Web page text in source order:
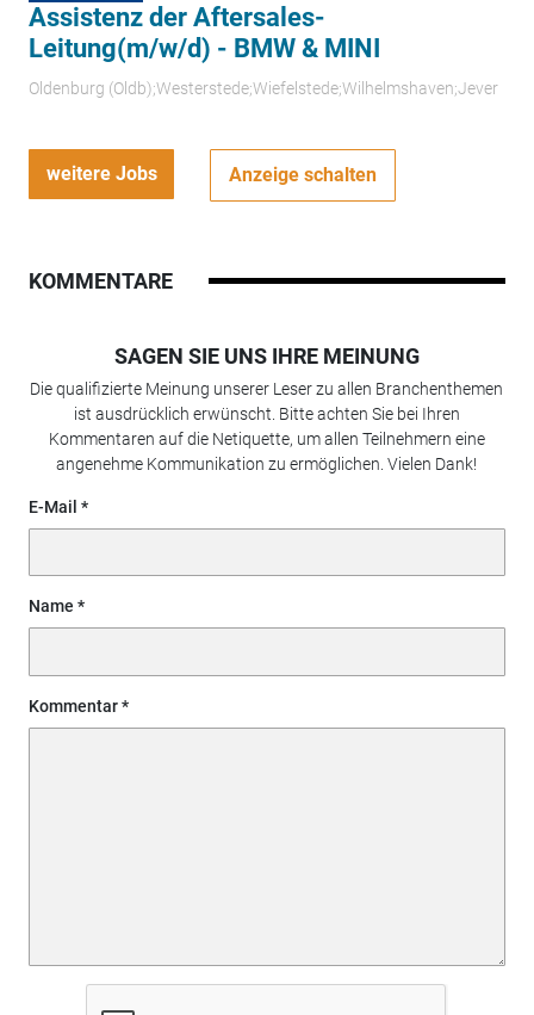
Assistenz der Aftersales-
Leitung(m/w/d) - BMW & MINI
Oldenburg (Oldb);Westerstede;Wiefelstede;Wilhelmshaven;Jever
weitere Jobs Anzeige schalten
KOMMENTARE
SAGEN SIE UNS IHRE MEINUNG
Die qualifizierte Meinung unserer Leser zu allen Branchenthemen
ist ausdrücklich erwünscht. Bitte achten Sie bei Ihren
Kommentaren auf die Netiquette, um allen Teilnehmern eine
angenehme Kommunikation zu ermöglichen. Vielen Dank!
E-Mail
Name
Kommentar